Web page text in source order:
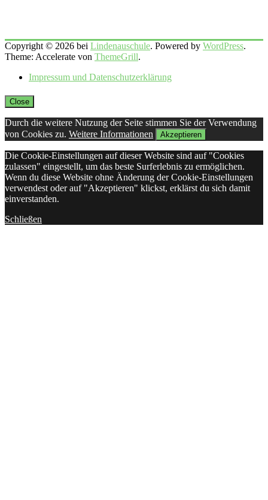
Copyright © 2026 bei Lindenauschule. Powered by WordPress.
Theme: Accelerate von ThemeGrill.
Impressum und Datenschutzerklärung
Close
Durch die weitere Nutzung der Seite stimmen Sie der Verwendung
von Cookies zu. Weitere Informationen Akzeptieren
Die Cookie-Einstellungen auf dieser Website sind auf "Cookies
zulassen" eingestellt, um das beste Surferlebnis zu ermöglichen.
Wenn du diese Website ohne Änderung der Cookie-Einstellungen
verwendest oder auf "Akzeptieren" klickst, erklärst du sich damit
einverstanden.
Schließen